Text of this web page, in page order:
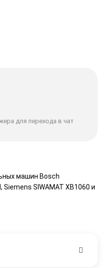
для перехода в чат
машин Bosch
Siemens SIWAMAT XB1060 и